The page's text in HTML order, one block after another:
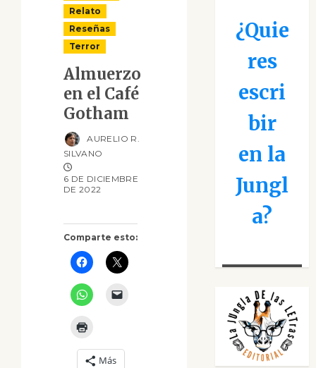
Relato
Reseñas
Terror
Almuerzo
en el Café
Gotham
Comparte esto:
Más
AURELIO R.
SILVANO
6 DE DICIEMBRE
DE 2022
¿Quie
res
escri
bir
en la
Jungl
a?